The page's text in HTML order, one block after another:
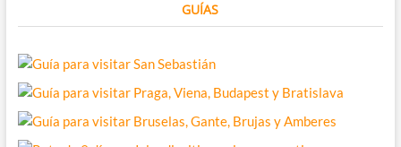
GUÍAS